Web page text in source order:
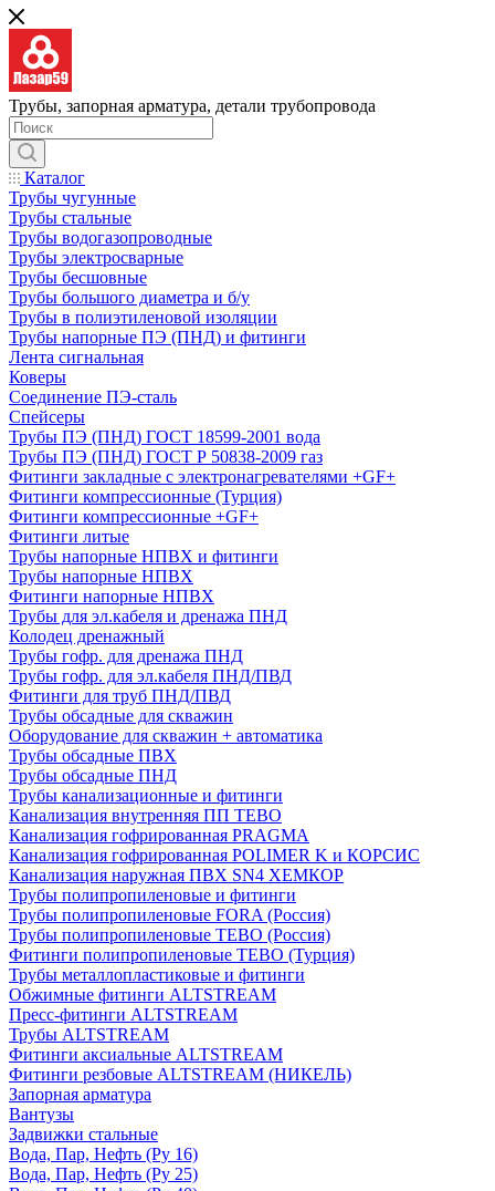
Трубы, запорная арматура, детали трубопровода
Каталог
Трубы чугунные
Трубы стальные
Трубы водогазопроводные
Трубы электросварные
Трубы бесшовные
Трубы большого диаметра и б/у
Трубы в полиэтиленовой изоляции
Трубы напорные ПЭ (ПНД) и фитинги
Лента сигнальная
Коверы
Соединение ПЭ-сталь
Спейсеры
Трубы ПЭ (ПНД) ГОСТ 18599-2001 вода
Трубы ПЭ (ПНД) ГОСТ Р 50838-2009 газ
Фитинги закладные с электронагревателями +GF+
Фитинги компрессионные (Турция)
Фитинги компрессионные +GF+
Фитинги литые
Трубы напорные НПВХ и фитинги
Трубы напорные НПВХ
Фитинги напорные НПВХ
Трубы для эл.кабеля и дренажа ПНД
Колодец дренажный
Трубы гофр. для дренажа ПНД
Трубы гофр. для эл.кабеля ПНД/ПВД
Фитинги для труб ПНД/ПВД
Трубы обсадные для скважин
Оборудование для скважин + автоматика
Трубы обсадные ПВХ
Трубы обсадные ПНД
Трубы канализационные и фитинги
Канализация внутренняя ПП TEBO
Канализация гофрированная PRAGMA
Канализация гофрированная POLIMER K и КОРСИС
Канализация наружная ПВХ SN4 ХЕМКОР
Трубы полипропиленовые и фитинги
Трубы полипропиленовые FORA (Россия)
Трубы полипропиленовые TEBO (Россия)
Фитинги полипропиленовые TEBO (Турция)
Трубы металлопластиковые и фитинги
Обжимные фитинги ALTSTREAM
Пресс-фитинги ALTSTREAM
Трубы ALTSTREAM
Фитинги аксиальные ALTSTREAM
Фитинги резбовые ALTSTREAM (НИКЕЛЬ)
Запорная арматура
Вантузы
Задвижки стальные
Вода, Пар, Нефть (Ру 16)
Вода, Пар, Нефть (Ру 25)